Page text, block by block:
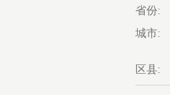
省份:
城市:
区县: